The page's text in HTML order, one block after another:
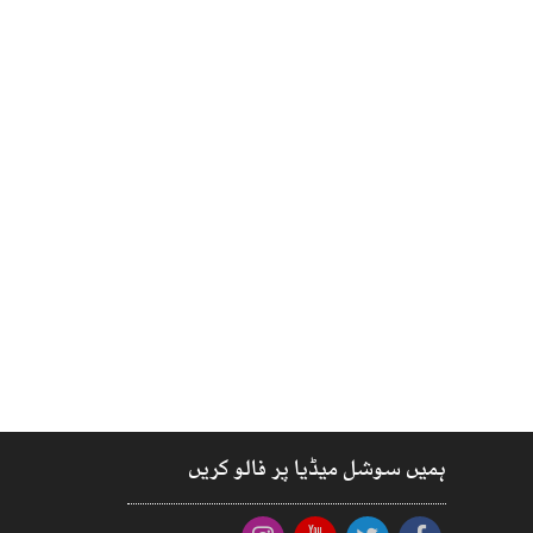
ہمیں سوشل میڈیا پر فالو کریں